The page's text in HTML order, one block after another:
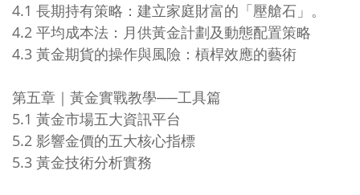
4.1 長期持有策略：建立家庭財富的「壓艙石」。
4.2 平均成本法：月供黃金計劃及動態配置策略
4.3 黃金期貨的操作與風險：槓桿效應的藝術
第五章｜黃金實戰教學──工具篇
5.1 黃金市場五大資訊平台
5.2 影響金價的五大核心指標
5.3 黃金技術分析實務